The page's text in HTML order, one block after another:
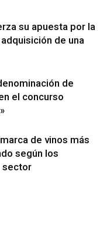
su apuesta por la
de una
de
el concurso
de vinos más
según los
sector